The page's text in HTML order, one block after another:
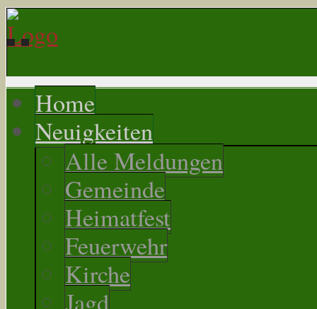
Home
Neuigkeiten
Alle Meldungen
Gemeinde
Heimatfest
Feuerwehr
Kirche
Jagd